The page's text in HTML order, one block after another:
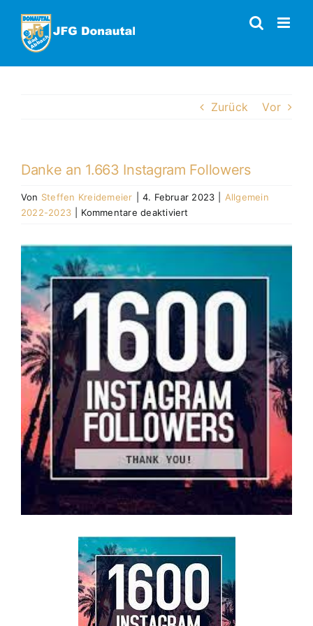
Inhalt
springen
Zurück Vor
Danke an 1.663 Instagram Followers
Von Steffen Kreidemeier 4. Februar 2023
Allgemein
2022-2023
Kommentare deaktiviert
an
Instagram
Followers
Zeige
grösseres
Bild